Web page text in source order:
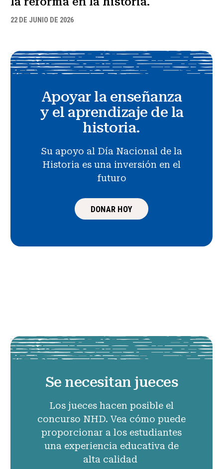
22 DE JUNIO DE 2026
Apoyar la enseñanza
y el aprendizaje de la
historia.
Su apoyo al Día Nacional de la
Historia es una inversión en el
futuro
DONAR HOY
Se necesitan jueces
Los jueces hacen posible el
concurso NHD. Vea cómo puede
proporcionar a los estudiantes
una experiencia educativa de
alta calidad